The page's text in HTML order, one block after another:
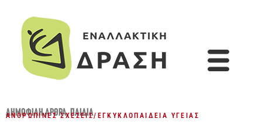
ΔΗΜΟΦΙΛΉ ΆΡΘΡΑ,ΠΑΙΔΙΆ
ΑΝΘΡΏΠΙΝΕΣ ΣΧΈΣΕΙΣ/ ΕΓΚΥΚΛΟΠΑΊΔΕΙΑ ΥΓΕΊΑΣ